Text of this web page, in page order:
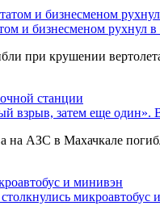
и бизнесменом рухнул
при крушении
взрыв, затем еще один».
АЗС в Махачкале
микроавтобус